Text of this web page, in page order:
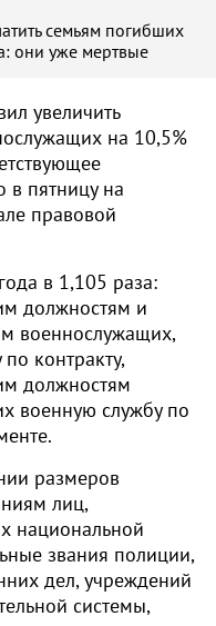
семьям погибших
они уже мертвые
увеличить
на 10,5%
в пятницу на
правовой
в 1,105 раза:
должностям и
военнослужащих,
контракту,
должностям
военную службу по
размеров
лиц,
национальной
звания полиции,
дел, учреждений
системы,